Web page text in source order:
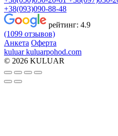
+38(093)090-88-48
рейтинг: 4.9
(1099 отзывов)
Анкета Оферта
kuluar kuluarpohod.com
© 2026 KULUAR